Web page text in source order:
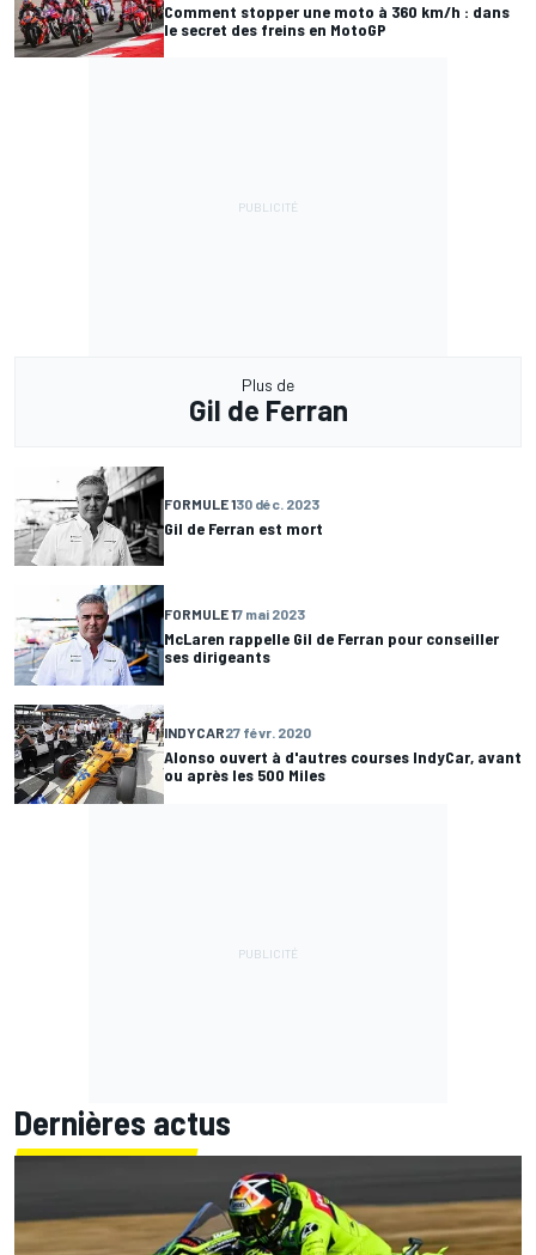
Comment stopper une moto à 360 km/h : dans
le secret des freins en MotoGP
Plus de
Gil de Ferran
FORMULE 130 déc. 2023
Gil de Ferran est mort
FORMULE 17 mai 2023
McLaren rappelle Gil de Ferran pour conseiller
ses dirigeants
INDYCAR27 févr. 2020
Alonso ouvert à d'autres courses IndyCar, avant
ou après les 500 Miles
Dernières actus